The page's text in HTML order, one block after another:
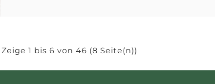
Zeige 1 bis 6 von 46 (8 Seite(n))